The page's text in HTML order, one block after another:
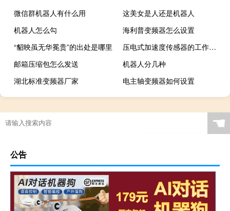
微信群机器人有什么用
这美女是人还是机器人
机器人怎么勾
海利普变频器怎么设置
“貂映虽无华冕贵”的出处是哪里
压电式加速度传感器的工作原理
邮箱压缩包怎么发送
机器人分几种
湖北标准变频器厂家
电主轴变频器如何设置
☚
公告